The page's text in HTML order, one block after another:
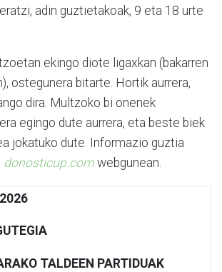
adin guztietakoak, 9 eta 18 urte
ekingo diote ligaxkan (bakarren
ostegunera bitarte. Hortik aurrera,
dira. Multzoko bi onenek
egingo dute aurrera, eta beste biek
jokatuko dute. Informazio guztia
donosticup.com webgunean.
TALDEEN PARTIDUAK